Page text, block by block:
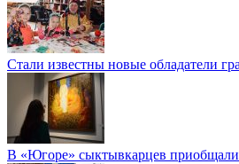
Стали известны новые обладатели
В «Югоре» сыктывкарцев приобщали